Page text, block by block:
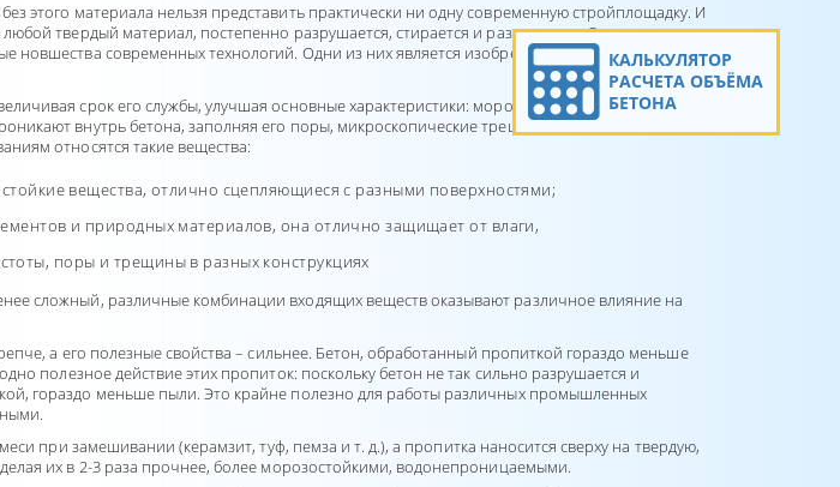
этого материала нельзя представить практически ни одну современную стройплощадку. И
твердый материал, постепенно разрушается, стирается и размывается. Этот процесс, к
современных технологий. Одни из них является изобретение многочисленных
срок его службы, улучшая основные характеристики: морозостойкость,
внутрь бетона, заполняя его поры, микроскопические трещины. Пропитки эти
относятся такие вещества:
вещества, отлично сцепляющиеся с разными поверхностями;
и природных материалов, она отлично защищает от влаги,
поры и трещины в разных конструкциях
сложный, различные комбинации входящих веществ оказывают различное влияние на
а его полезные свойства – сильнее. Бетон, обработанный пропиткой гораздо меньше
полезное действие этих пропиток: поскольку бетон не так сильно разрушается и
гораздо меньше пыли. Это крайне полезно для работы различных промышленных
при замешивании (керамзит, туф, пемза и т. д.), а пропитка наносится сверху на твердую,
их в 2-3 раза прочнее, более морозостойкими, водонепроницаемыми.
КАЛЬКУЛЯТОР
РАСЧЕТА ОБЪЁМА
БЕТОНА